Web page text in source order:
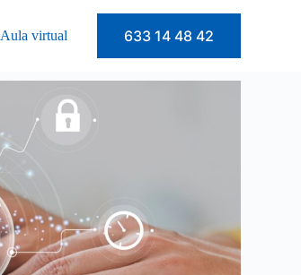
Aula virtual 633 14 48 42